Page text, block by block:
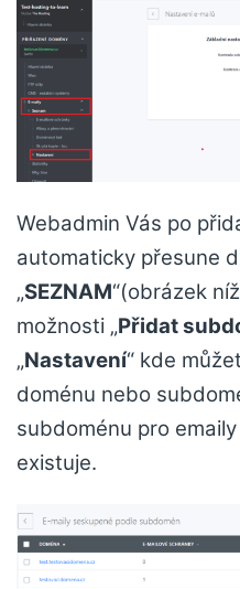
Webadmin Vás po
automaticky přesune
„SEZNAM“(obrázek
možnosti „Přidat
„Nastavení“ kde
doménu nebo
subdoménu pro
existuje.